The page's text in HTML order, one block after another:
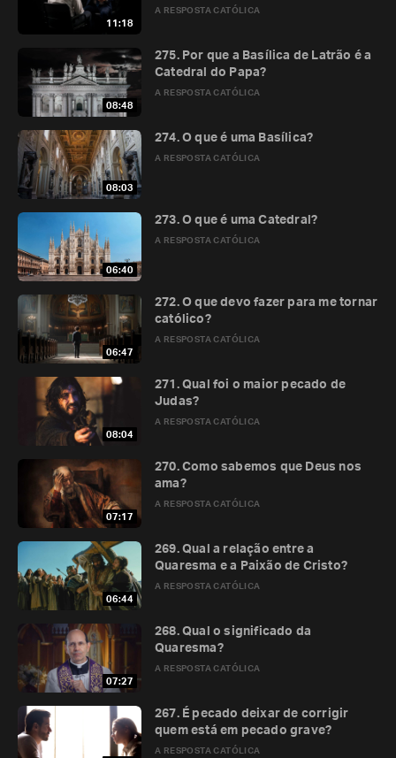
11:18
A RESPOSTA CATÓLICA
08:48
A RESPOSTA CATÓLICA
275. Por que a Basílica de Latrão é a
Catedral do Papa?
08:03
A RESPOSTA CATÓLICA
274. O que é uma Basílica?
06:40
A RESPOSTA CATÓLICA
273. O que é uma Catedral?
06:47
A RESPOSTA CATÓLICA
272. O que devo fazer para me tornar
católico?
08:04
A RESPOSTA CATÓLICA
271. Qual foi o maior pecado de
Judas?
07:17
A RESPOSTA CATÓLICA
270. Como sabemos que Deus nos
ama?
06:44
A RESPOSTA CATÓLICA
269. Qual a relação entre a
Quaresma e a Paixão de Cristo?
07:27
A RESPOSTA CATÓLICA
268. Qual o significado da
Quaresma?
A RESPOSTA CATÓLICA
267. É pecado deixar de corrigir
quem está em pecado grave?